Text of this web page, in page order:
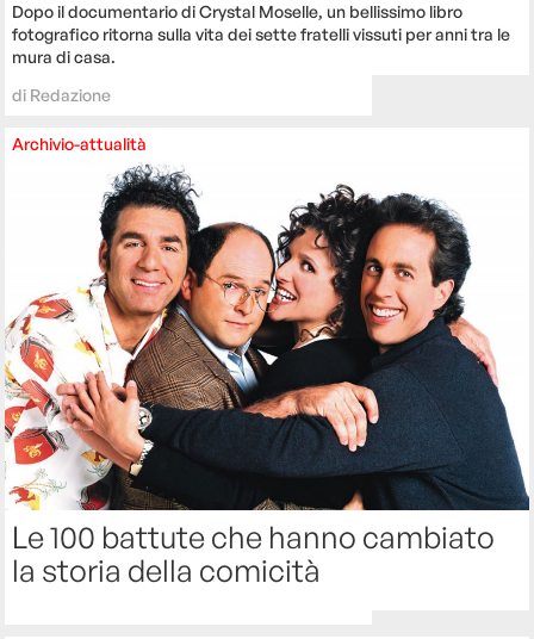
Dopo il documentario di Crystal Moselle, un bellissimo libro
fotografico ritorna sulla vita dei sette fratelli vissuti per anni tra le
mura di casa.
di Redazione
Archivio-attualità
Le 100 battute che hanno cambiato
la storia della comicità